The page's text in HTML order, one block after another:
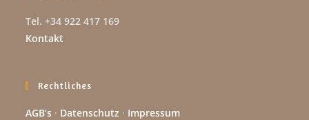
Tel. +34 922 417 169
Kontakt
Rechtliches
AGB’s · Datenschutz · Impressum